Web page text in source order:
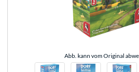
Abb. kann vom Original